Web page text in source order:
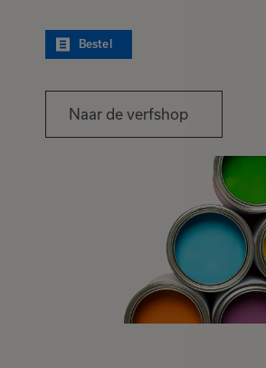
Bestel
Naar de verfshop